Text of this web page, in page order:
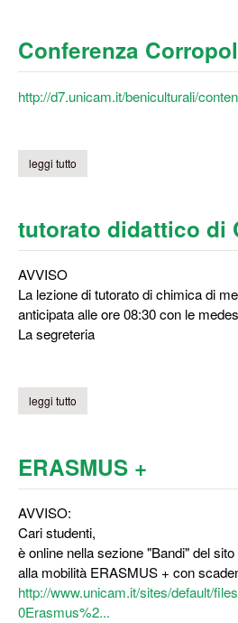
Conferenza
http://d7.unicam.it/beniculturali/
leggi tutto
tutorato didattico di
AVVISO
La lezione di tutorato di chimica di
anticipata alle ore 08:30 con le
La segreteria
leggi tutto
ERASMUS +
AVVISO:
Cari studenti,
è online nella sezione "Bandi" del
alla mobilità ERASMUS + con
http://www.unicam.it/sites/default/
0Erasmus%2...